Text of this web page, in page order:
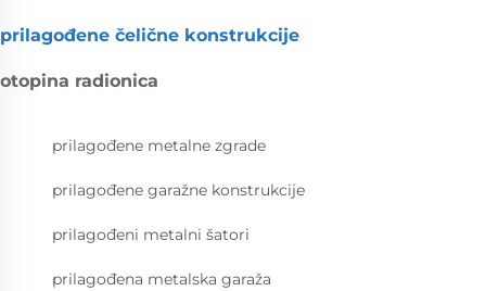
prilagođene čelične konstrukcije
otopina radionica
prilagođene metalne zgrade
prilagođene garažne konstrukcije
prilagođeni metalni šatori
prilagođena metalska garaža